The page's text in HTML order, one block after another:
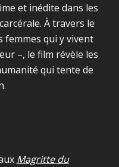
et inédite dans les
À travers le
femmes qui y vivent
–, le film révèle les
qui tente de
Magritte du